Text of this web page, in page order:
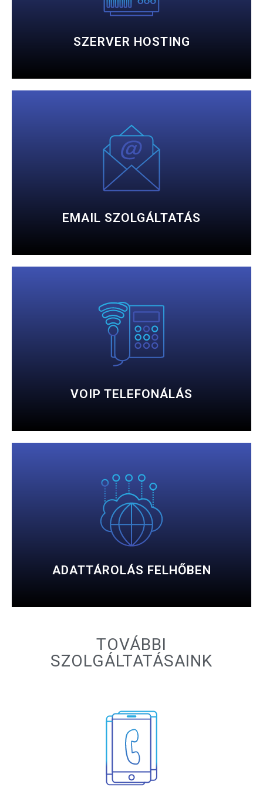
SZERVER HOSTING
Dunaújvárosban.
EMAIL SZOLGÁLTATÁS
korlátlan tárhellyel.
RÉSZLETESEN
VOIP TELEFONÁLÁS
telefonközpontok.
RÉSZLETESEN
ADATTÁROLÁS FELHŐBEN
infrastruktúra.
RÉSZLETESEN
TOVÁBBI
SZOLGÁLTATÁSAINK